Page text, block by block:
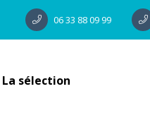
06 33 88 09 99
La sélection